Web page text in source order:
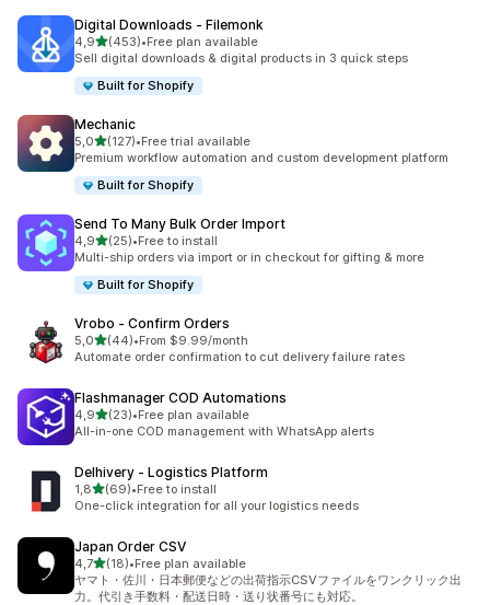
Digital Downloads ‑ Filemonk
4,9z 5 hvězd
(453)
Celkový počet recenzí: 453
•Free plan available
Sell digital downloads & digital products in 3 quick steps
Built for Shopify
Mechanic
5,0z 5 hvězd
(127)
Celkový počet recenzí: 127
•Free trial available
Premium workflow automation and custom development platform
Built for Shopify
Send To Many Bulk Order Import
4,9z 5 hvězd
(25)
Celkový počet recenzí: 25
•Free to install
Multi-ship orders via import or in checkout for gifting & more
Built for Shopify
Vrobo ‑ Confirm Orders
5,0z 5 hvězd
(44)
Celkový počet recenzí: 44
•From $9.99/month
Automate order confirmation to cut delivery failure rates
Flashmanager COD Automations
4,9z 5 hvězd
(23)
Celkový počet recenzí: 23
•Free plan available
All-in-one COD management with WhatsApp alerts
Delhivery ‑ Logistics Platform
1,8z 5 hvězd
(69)
Celkový počet recenzí: 69
•Free to install
One-click integration for all your logistics needs
Japan Order CSV
4,7z 5 hvězd
(18)
Celkový počet recenzí: 18
•Free plan available
ヤマト・佐川・日本郵便などの出荷指示CSVファイルをワンクリック出
力。代引き手数料・配送日時・送り状番号にも対応。